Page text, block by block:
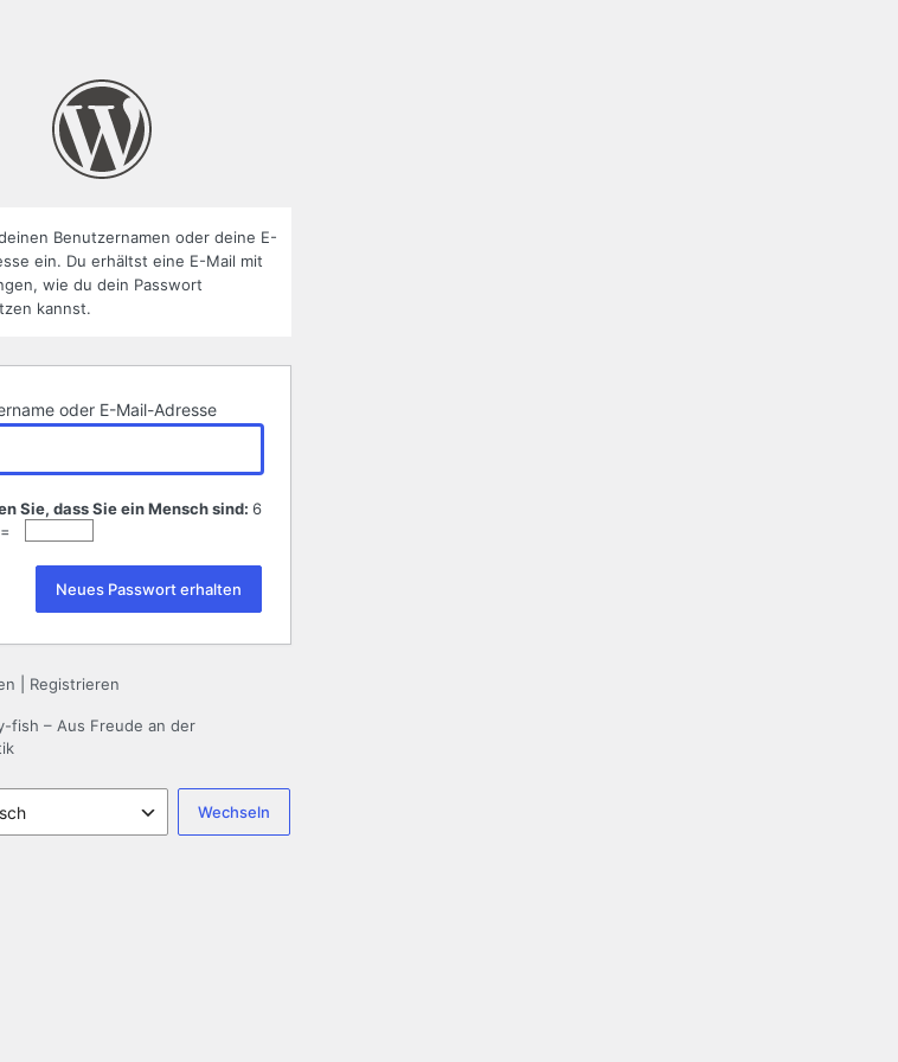
Benutzernamen oder deine E-
ein. Du erhältst eine E-Mail mit
wie du dein Passwort
kannst.
oder E-Mail-Adresse
Sie, dass Sie ein Mensch sind: 6
Registrieren
fish – Aus Freude an der